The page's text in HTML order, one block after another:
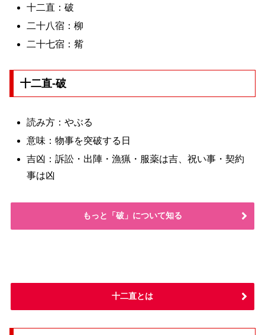
十二直：破
二十八宿：柳
二十七宿：觜
十二直-破
読み方：やぶる
意味：物事を突破する日
吉凶：訴訟・出陣・漁猟・服薬は吉、祝い事・契約
事は凶
もっと「破」について知る
十二直とは